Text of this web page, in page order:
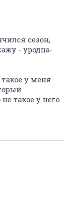
сезон,
- уродца-
у меня
такое у него